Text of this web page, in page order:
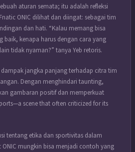
aturan semata; itu adalah refleksi
ONIC dilihat dan diingat: sebagai tim
dan hati. “Kalau memang bisa
baik, kenapa harus dengan cara yang
tidak nyaman?” tanya Yeb retoris.
jangka panjang terhadap citra tim
Dengan menghindari taunting,
gambaran positif dan memperkuat
scene that often criticized for its
tentang etika dan sportivitas dalam
ONIC mungkin bisa menjadi contoh yang